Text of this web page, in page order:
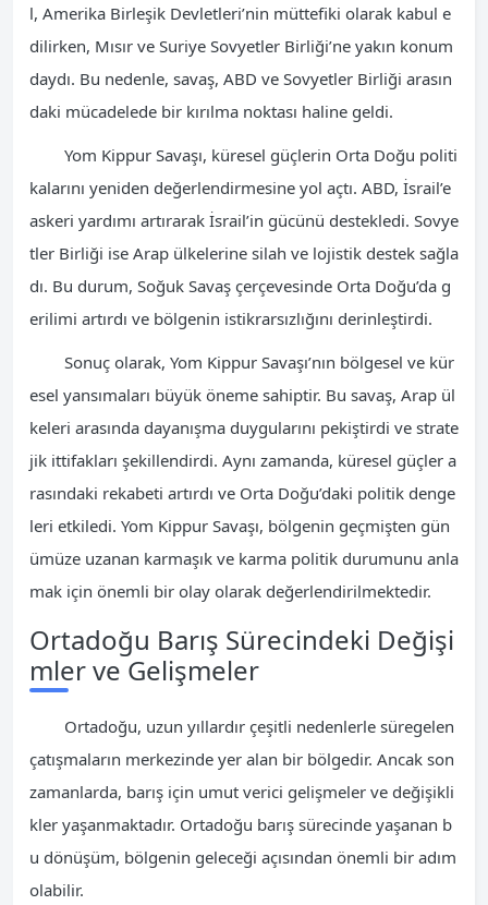
l, Amerika Birleşik Devletleri’nin müttefiki olarak kabul e
dilirken, Mısır ve Suriye Sovyetler Birliği’ne yakın konum
daydı. Bu nedenle, savaş, ABD ve Sovyetler Birliği arasın
daki mücadelede bir kırılma noktası haline geldi.
Yom Kippur Savaşı, küresel güçlerin Orta Doğu politi
kalarını yeniden değerlendirmesine yol açtı. ABD, İsrail’e
askeri yardımı artırarak İsrail’in gücünü destekledi. Sovye
tler Birliği ise Arap ülkelerine silah ve lojistik destek sağla
dı. Bu durum, Soğuk Savaş çerçevesinde Orta Doğu’da g
erilimi artırdı ve bölgenin istikrarsızlığını derinleştirdi.
Sonuç olarak, Yom Kippur Savaşı’nın bölgesel ve kür
esel yansımaları büyük öneme sahiptir. Bu savaş, Arap ül
keleri arasında dayanışma duygularını pekiştirdi ve strate
jik ittifakları şekillendirdi. Aynı zamanda, küresel güçler a
rasındaki rekabeti artırdı ve Orta Doğu’daki politik denge
leri etkiledi. Yom Kippur Savaşı, bölgenin geçmişten gün
ümüze uzanan karmaşık ve karma politik durumunu anla
mak için önemli bir olay olarak değerlendirilmektedir.
Ortadoğu Barış Sürecindeki Değişi
mler ve Gelişmeler
Ortadoğu, uzun yıllardır çeşitli nedenlerle süregelen
çatışmaların merkezinde yer alan bir bölgedir. Ancak son
zamanlarda, barış için umut verici gelişmeler ve değişikli
kler yaşanmaktadır. Ortadoğu barış sürecinde yaşanan b
u dönüşüm, bölgenin geleceği açısından önemli bir adım
olabilir.